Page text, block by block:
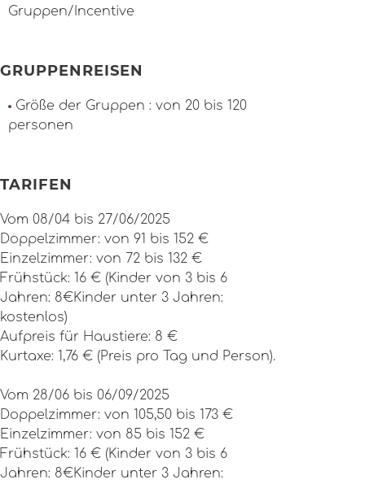
Gruppen/Incentive
GRUPPENREISEN
Größe der Gruppen : von 20 bis 120
personen
TARIFEN
Vom 08/04 bis 27/06/2025
Doppelzimmer: von 91 bis 152 €
Einzelzimmer: von 72 bis 132 €
Frühstück: 16 € (Kinder von 3 bis 6
Jahren: 8€Kinder unter 3 Jahren:
kostenlos)
Aufpreis für Haustiere: 8 €
Kurtaxe: 1,76 € (Preis pro Tag und Person).
Vom 28/06 bis 06/09/2025
Doppelzimmer: von 105,50 bis 173 €
Einzelzimmer: von 85 bis 152 €
Frühstück: 16 € (Kinder von 3 bis 6
Jahren: 8€Kinder unter 3 Jahren: